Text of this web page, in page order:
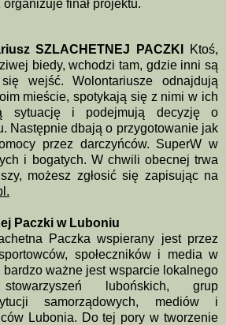
finał projektu.
SZLACHETNEJ PACZKI
Ktoś,
biedy, wchodzi tam, gdzie inni są
wejść. Wolontariusze odnajdują
mieście, spotykają się z nimi w ich
sytuację i podejmują decyzję o
Następnie dbają o przygotowanie jak
przez darczyńców. SuperW w
i bogatych. W chwili obecnej trwa
możesz zgłosić się zapisując na
Paczki w Luboniu
Paczka wspierany jest przez
społeczników i media w
bardzo ważne jest wsparcie lokalnego
lubońskich, grup
samorządowych, mediów i
Lubonia. Do tej pory w tworzenie